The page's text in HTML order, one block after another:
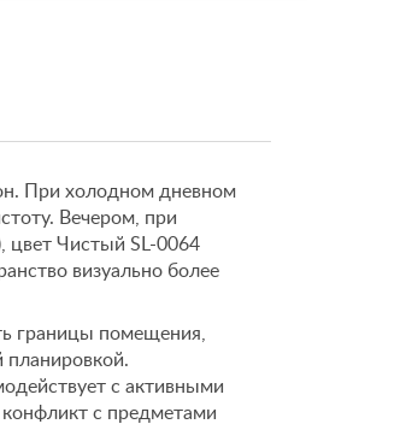
При холодном дневном
Вечером, при
цвет Чистый SL-0064
визуально более
границы помещения,
планировкой.
с активными
с предметами